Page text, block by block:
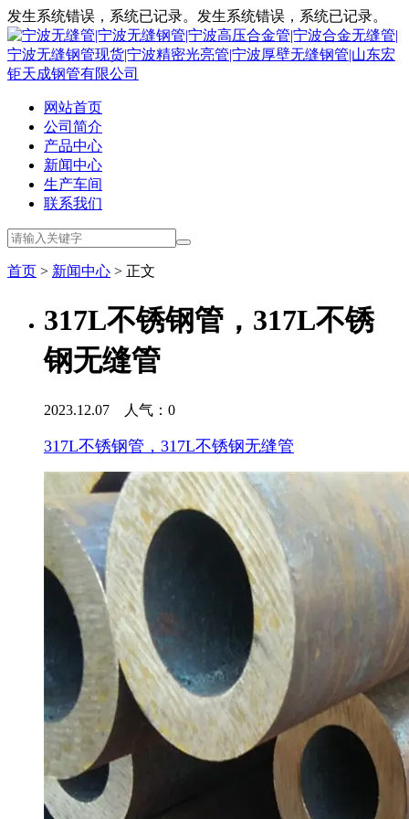
发生系统错误，系统已记录。发生系统错误，系统已记录。
网站首页
公司简介
产品中心
新闻中心
生产车间
联系我们
首页 > 新闻中心 > 正文
317L不锈钢管，317L不锈
钢无缝管
2023.12.07 人气： 0
317L不锈钢管，317L不锈钢无缝管